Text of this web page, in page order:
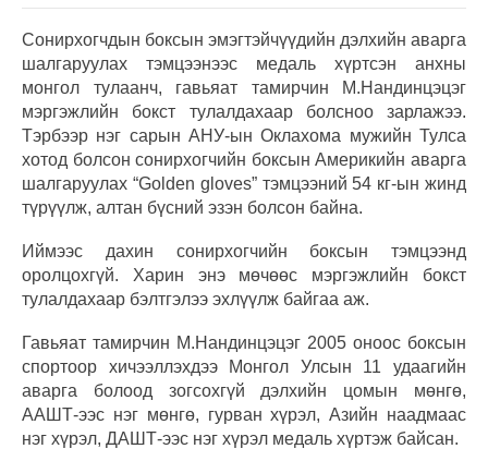
Сонирхогчдын боксын эмэгтэйчүүдийн дэлхийн аварга
шалгаруулах тэмцээнээс медаль хүртсэн анхны
монгол тулаанч, гавьяат тамирчин М.Нандинцэцэг
мэргэжлийн бокст тулалдахаар болсноо зарлажээ.
Тэрбээр нэг сарын АНУ-ын Оклахома мужийн Тулса
хотод болсон сонирхогчийн боксын Америкийн аварга
шалгаруулах “Golden gloves” тэмцээний 54 кг-ын жинд
түрүүлж, алтан бүсний эзэн болсон байна.
Иймээс дахин сонирхогчийн боксын тэмцээнд
оролцохгүй. Харин энэ мөчөөс мэргэжлийн бокст
тулалдахаар бэлтгэлээ эхлүүлж байгаа аж.
Гавьяат тамирчин М.Нандинцэцэг 2005 оноос боксын
спортоор хичээллэхдээ Монгол Улсын 11 удаагийн
аварга болоод зогсохгүй дэлхийн цомын мөнгө,
ААШТ-ээс нэг мөнгө, гурван хүрэл, Азийн наадмаас
нэг хүрэл, ДАШТ-ээс нэг хүрэл медаль хүртэж байсан.